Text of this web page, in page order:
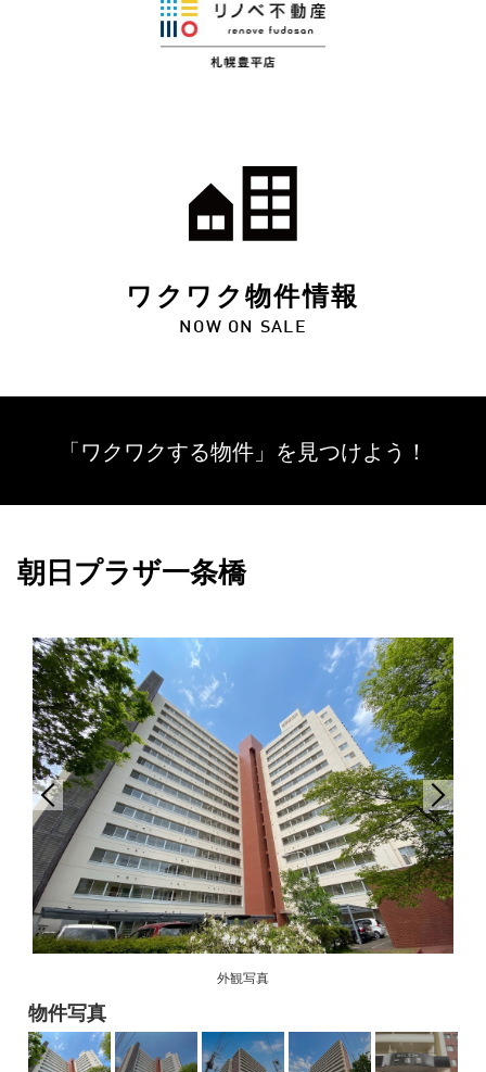
ワクワク物件情報
NOW ON SALE
「ワクワクする物件」を 見つけよう！
朝日プラザ一条橋
外観写真
物件写真